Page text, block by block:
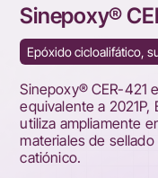
Sinepoxy®
Epóxido cicloalifático,
Sinepoxy® CER-421
equivalente a 2021P,
utiliza ampliamente
materiales de
catiónico.